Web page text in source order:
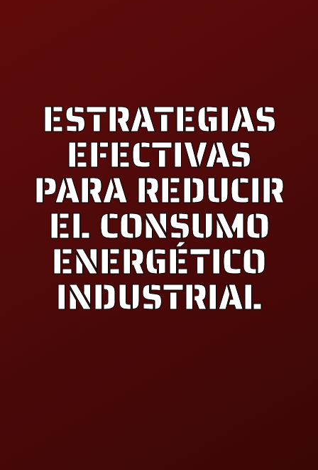
ESTRATEGIAS
EFECTIVAS
PARA REDUCIR
EL CONSUMO
ENERGÉTICO
INDUSTRIAL